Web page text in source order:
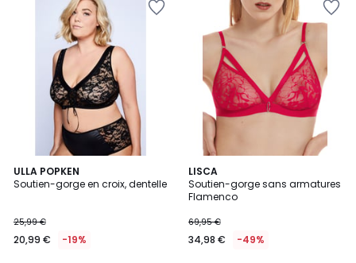
ULLA POPKEN
Soutien-gorge en croix, dentelle
25,99 €
20,99 € -19%
LISCA
Soutien-gorge sans armatures
Flamenco
69,95 €
34,98 € -49%
4
/
5
2
Couleurs